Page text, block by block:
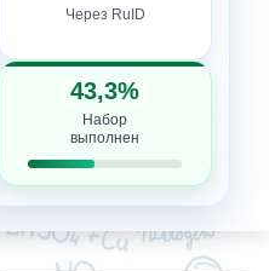
Через RuID
43,3%
Набор
выполнен